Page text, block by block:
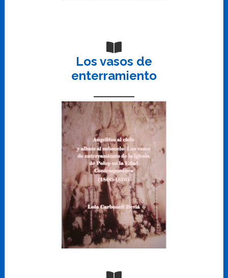
Los vasos de
enterramiento